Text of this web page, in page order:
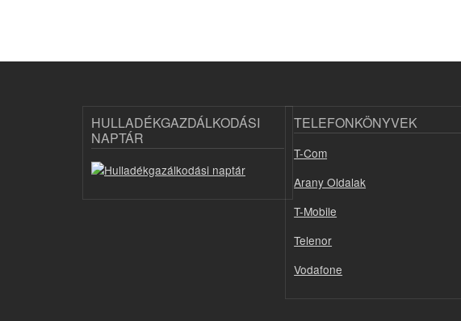
HULLADÉKGAZDÁLKODÁSI
NAPTÁR
TELEFONKÖNYVEK
T-Com
Arany Oldalak
T-Mobile
Telenor
Vodafone